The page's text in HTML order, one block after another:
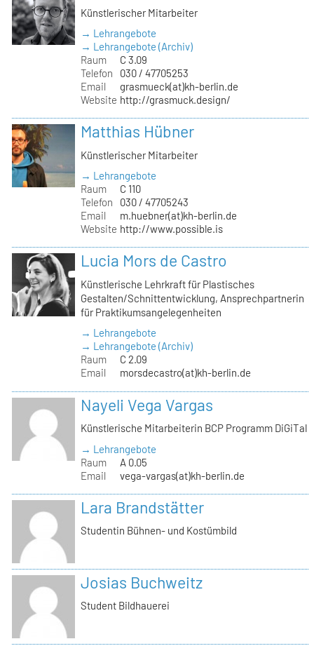
Künstlerischer Mitarbeiter
→ Lehrangebote
→ Lehrangebote (Archiv)
Raum
C 3.09
Telefon
030 / 47705253
Email
grasmueck(at)kh-berlin.de
Website http://grasmuck.design/
Matthias Hübner
Künstlerischer Mitarbeiter
→ Lehrangebote
Raum
C 110
Telefon
030 / 47705243
Email
m.huebner(at)kh-berlin.de
Website http://www.possible.is
Lucia Mors de Castro
Künstlerische Lehrkraft für Plastisches
Gestalten/Schnittentwicklung, Ansprechpartnerin
für Praktikumsangelegenheiten
→ Lehrangebote
→ Lehrangebote (Archiv)
Raum
C 2.09
Email
morsdecastro(at)kh-berlin.de
Nayeli Vega Vargas
Künstlerische Mitarbeiterin BCP Programm DiGiTal
→ Lehrangebote
Raum
A 0.05
Email
vega-vargas(at)kh-berlin.de
Lara Brandstätter
Studentin Bühnen- und Kostümbild
Josias Buchweitz
Student Bildhauerei